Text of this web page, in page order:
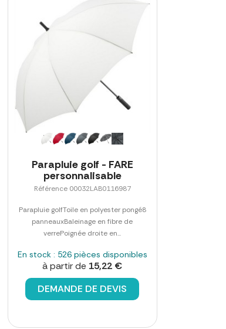
Parapluie golf - FARE
personnalisable
Référence 00032LAB0116987
Parapluie golfToile en polyester pongé8
panneauxBaleinage en fibre de
verrePoignée droite en...
En stock : 526 pièces disponibles
à partir de 15,22 €
DEMANDE DE DEVIS